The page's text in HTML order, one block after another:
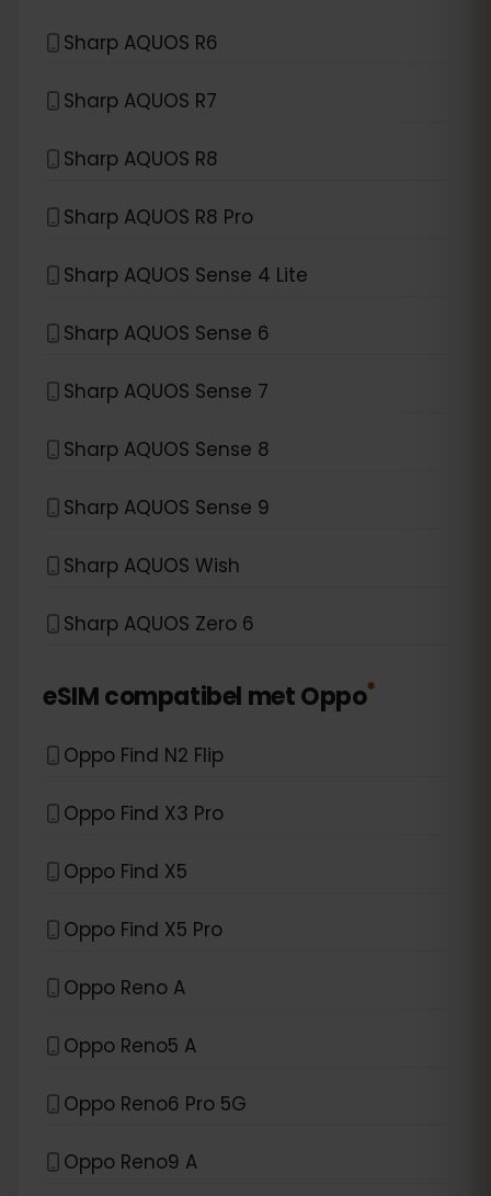
Sharp AQUOS R6
Sharp AQUOS R7
Sharp AQUOS R8
Sharp AQUOS R8 Pro
Sharp AQUOS Sense 4 Lite
Sharp AQUOS Sense 6
Sharp AQUOS Sense 7
Sharp AQUOS Sense 8
Sharp AQUOS Sense 9
Sharp AQUOS Wish
Sharp AQUOS Zero 6
eSIM compatibel metOppo*
Oppo Find N2 Flip
Oppo Find X3 Pro
Oppo Find X5
Oppo Find X5 Pro
Oppo Reno A
Oppo Reno5 A
Oppo Reno6 Pro 5G
Oppo Reno9 A